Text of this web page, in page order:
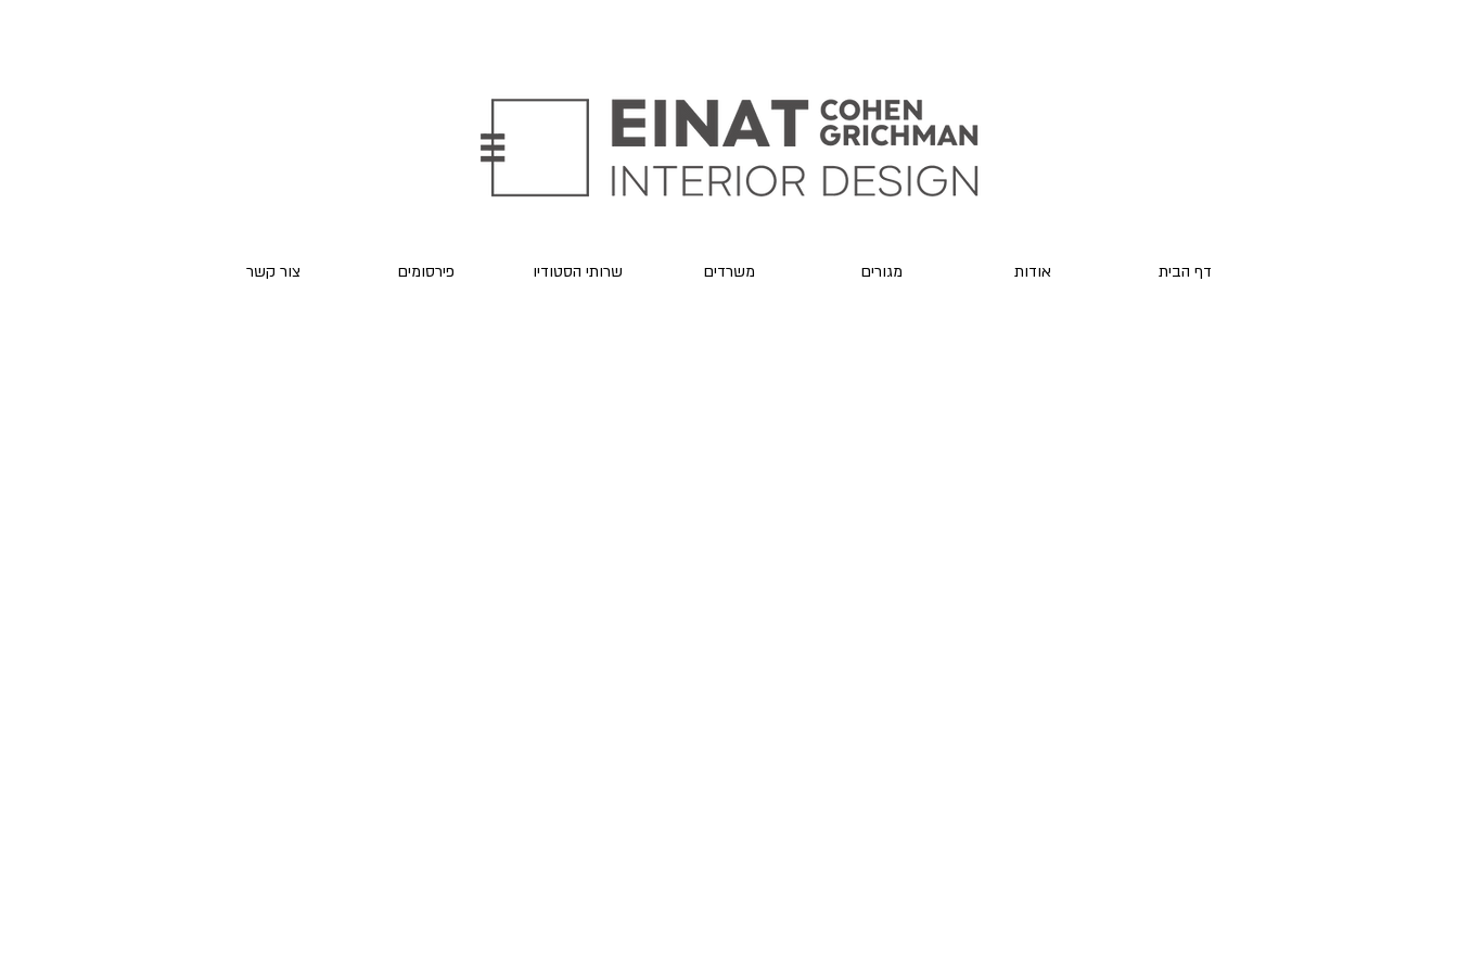
דף הבית אודות מגורים משרדים שרותי הסטודיו פירסומים צור קשר